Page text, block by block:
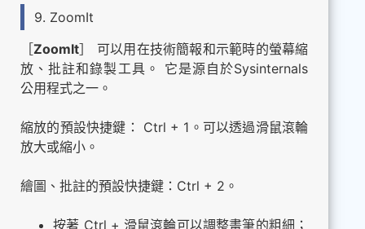
9. ZoomIt
［ZoomIt］ 可以用在技術簡報和示範時的螢幕縮
放、批註和錄製工具。 它是源自於Sysinternals
公用程式之一。
縮放的預設快捷鍵： Ctrl + 1。可以透過滑鼠滾輪
放大或縮小。
繪圖、批註的預設快捷鍵：Ctrl + 2。
按著 Ctrl + 滑鼠滾輪可以調整畫筆的粗細；